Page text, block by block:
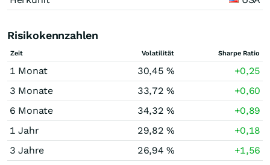
Risikokennzahlen
Zeit Volatilität Sharpe Ratio
1 Monat 30,45 %
+0,25
3 Monate
33,72 %
+0,60
6 Monate
34,32 %
+0,89
1 Jahr
29,82 %
+0,18
3 Jahre
26,94 %
+1,56